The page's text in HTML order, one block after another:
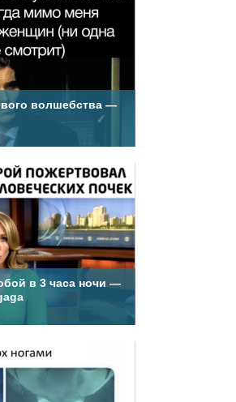
волшебства —
в 3 часа ночи —